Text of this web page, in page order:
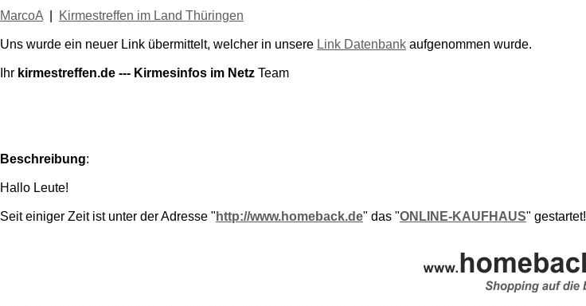
MarcoA Kirmestreffen im Land Thüringen
Uns wurde ein neuer Link übermittelt, welcher in unsere Link Datenbank aufgenommen wurde.
Ihr kirmestreffen.de --- Kirmesinfos im Netz Team
Beschreibung:
Hallo Leute!
Seit einiger Zeit ist unter der Adresse " http://www.homeback.de" das "ONLINE-KAUFHAUS" gestartet!